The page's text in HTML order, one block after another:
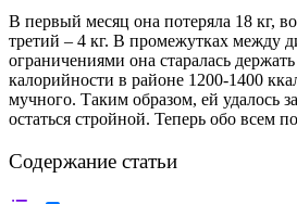
В первый месяц она потеряла 18 кг,
третий – 4 кг. В промежутках между
ограничениями она старалась
калорийности в районе 1200-1400
мучного. Таким образом, ей удалось
остаться стройной. Теперь обо всем
Содержание статьи